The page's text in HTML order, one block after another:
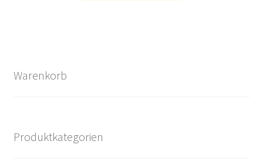
Warenkorb
Produktkategorien